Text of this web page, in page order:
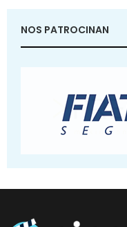
NOS PATROCINAN